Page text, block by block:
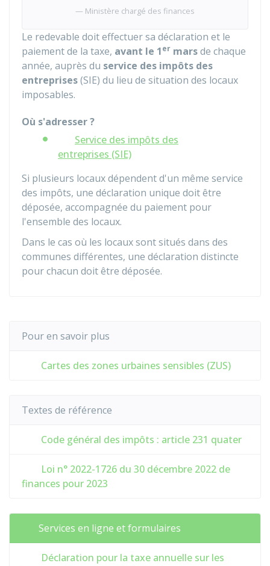
Ministère chargé des finances
Le redevable doit effectuer sa déclaration et le
paiement de la taxe, avant le 1er marsde chaque
année, auprès du service des impôts des
entreprises(SIE) du lieu de situation des locaux
imposables.
Où s'adresser ?
Service des impôts des
entreprises (SIE)
Si plusieurs locaux dépendent d'un même service
des impôts, une déclaration unique doit être
déposée, accompagnée du paiement pour
l'ensemble des locaux.
Dans le cas où les locaux sont situés dans des
communes différentes, une déclaration distincte
pour chacun doit être déposée.
Pour en savoir plus
Cartes des zones urbaines sensibles (ZUS)
Textes de référence
Code général des impôts : article 231 quater
Loi n° 2022-1726 du 30 décembre 2022 de
finances pour 2023
Services en ligne et formulaires
Déclaration pour la taxe annuelle sur les